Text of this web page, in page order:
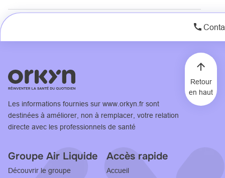
Les informations fournies sur www.orkyn.fr sont
destinées à améliorer, non à remplacer, votre relation
directe avec les professionnels de santé
Groupe Air Liquide
Découvrir le groupe
Accès rapide
Accueil
Retour
en haut